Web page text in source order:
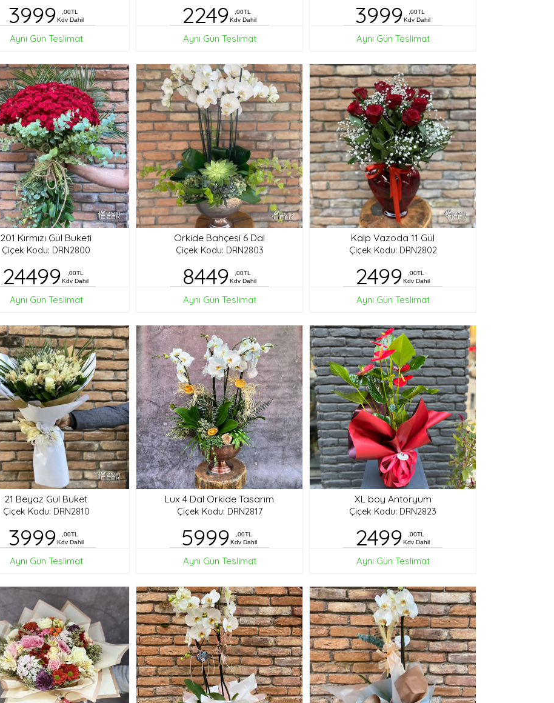
3999
,00TL
Kdv Dahil
Aynı Gün Teslimat
2249
,00TL
Kdv Dahil
Aynı Gün Teslimat
3999
,00TL
Kdv Dahil
Aynı Gün Teslimat
201 Kırmızı Gül Buketi
Çiçek Kodu: DRN2800
24499
,00TL
Kdv Dahil
Aynı Gün Teslimat
Orkide Bahçesi 6 Dal
Çiçek Kodu: DRN2803
8449
,00TL
Kdv Dahil
Aynı Gün Teslimat
Kalp Vazoda 11 Gül
Çiçek Kodu: DRN2802
2499
,00TL
Kdv Dahil
Aynı Gün Teslimat
21 Beyaz Gül Buket
Çiçek Kodu: DRN2810
3999
,00TL
Kdv Dahil
Aynı Gün Teslimat
Lux 4 Dal Orkide Tasarım
Çiçek Kodu: DRN2817
5999
,00TL
Kdv Dahil
Aynı Gün Teslimat
XL boy Antoryum
Çiçek Kodu: DRN2823
2499
,00TL
Kdv Dahil
Aynı Gün Teslimat